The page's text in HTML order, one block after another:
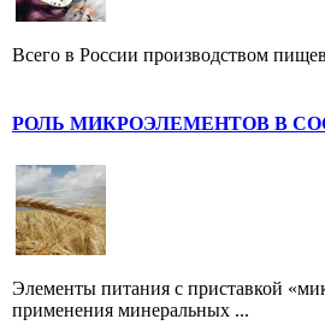
Всего в России производством
РОЛЬ МИКРОЭЛЕМЕНТОВ В
Элементы питания с приставкой
применения минеральных ...